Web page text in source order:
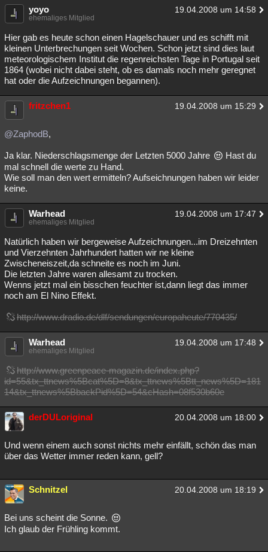
yoyo 19.04.2008 um 14:58
ehemaliges Mitglied
Hier gab es heute schon einen Hagelschauer und es schifft mit
kleinen Unterbrechungen seit Wochen. Schon jetzt sind dies laut
meteorologischem Institut die regenreichsten Tage in Portugal seit
1864 (wobei nicht dabei steht, ob es damals noch mehr geregnet
hat oder die Aufzeichnungen begannen).
fritzchen1 19.04.2008 um 15:29
@ZaphodB,
Ja klar. Niederschlagsmenge der Letzten 5000 Jahre
Hast du
mal schnell die werte zu Hand.
Wie soll man den wert ermitteln? Aufseichnungen haben wir leider
keine.
Warhead 19.04.2008 um 17:47
ehemaliges Mitglied
Natürlich haben wir bergeweise Aufzeichnungen...im Dreizehnten
und Vierzehnten Jahrhundert hatten wir ne kleine
Zwischeneiszeit,da schneite es noch im Juni.
Die letzten Jahre waren allesamt zu trocken.
Wenns jetzt mal ein bisschen feuchter ist,dann liegt das immer
noch am El Nino Effekt.
http://www.dradio.de/dlf/sendungen/europaheute/770435/
Warhead 19.04.2008 um 17:48
ehemaliges Mitglied
http://www.greenpeace-magazin.de/index.php?
id=55&tx_ttnews%5Bcat%5D=8&tx_ttnews%5Btt_news%5D=181
14&tx_ttnews%5BbackPid%5D=54&cHash=08f530b60e
derDULoriginal 20.04.2008 um 18:00
Und wenn einem auch sonst nichts mehr einfällt, schön das man
über das Wetter immer reden kann, gell?
Schnitzel 20.04.2008 um 18:19
Bei uns scheint die Sonne.
Ich glaub der Frühling kommt.